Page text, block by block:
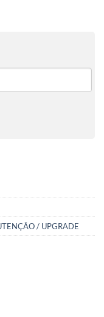
/ UPGRADE